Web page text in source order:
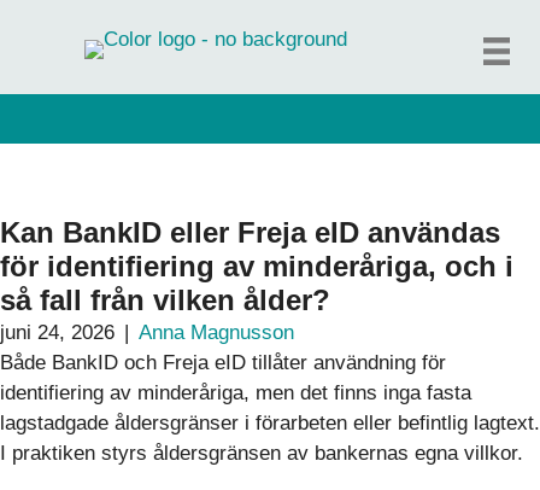
Kan BankID eller Freja eID användas
för identifiering av minderåriga, och i
så fall från vilken ålder?
juni 24, 2026 | Anna Magnusson
Både BankID och Freja eID tillåter användning för
identifiering av minderåriga, men det finns inga fasta
lagstadgade åldersgränser i förarbeten eller befintlig lagtext.
I praktiken styrs åldersgränsen av bankernas egna villkor.